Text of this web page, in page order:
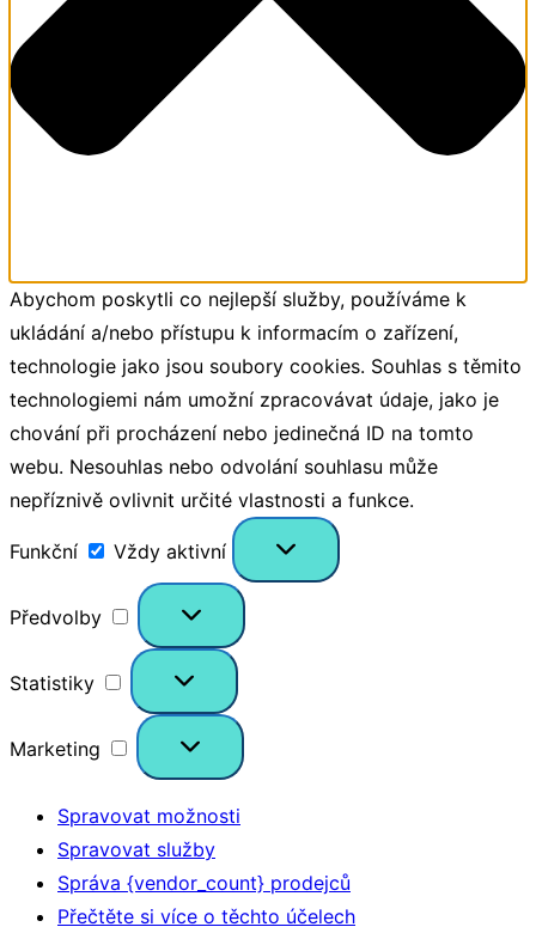
Abychom poskytli co nejlepší služby, používáme k
ukládání a/nebo přístupu k informacím o zařízení,
technologie jako jsou soubory cookies. Souhlas s těmito
technologiemi nám umožní zpracovávat údaje, jako je
chování při procházení nebo jedinečná ID na tomto
webu. Nesouhlas nebo odvolání souhlasu může
nepříznivě ovlivnit určité vlastnosti a funkce.
Funkční
Vždy aktivní
Předvolby
Předvolby
Statistiky
Statistiky
Marketing
Marketing
Spravovat možnosti
Spravovat služby
Správa {vendor_count} prodejců
Přečtěte si více o těchto účelech